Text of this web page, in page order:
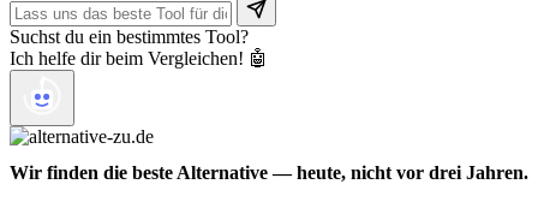
Suchst du ein bestimmtes Tool?
Ich helfe dir beim Vergleichen! 🤖
Wir finden die beste Alternative — heute, nicht vor drei Jahren.